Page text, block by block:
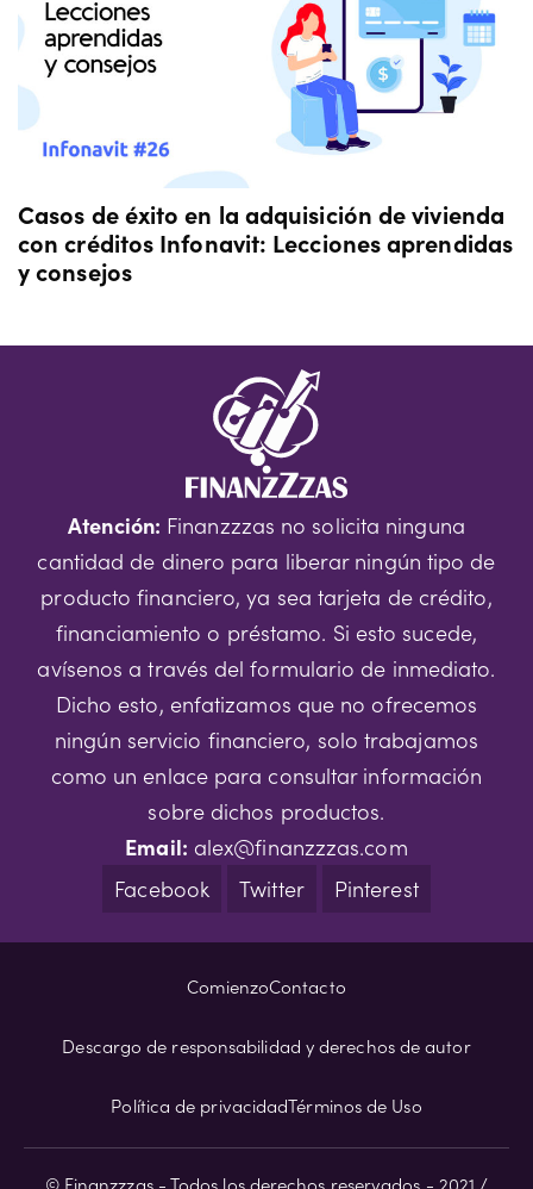
Casos de éxito en la adquisición de vivienda
con créditos Infonavit: Lecciones aprendidas
y consejos
Atención: Finanzzzas no solicita ninguna
cantidad de dinero para liberar ningún tipo de
producto financiero, ya sea tarjeta de crédito,
financiamiento o préstamo. Si esto sucede,
avísenos a través del formulario de inmediato.
Dicho esto, enfatizamos que no ofrecemos
ningún servicio financiero, solo trabajamos
como un enlace para consultar información
sobre dichos productos.
Email: alex@finanzzzas.com
Facebook
Twitter Pinterest
© Finanzzzas - Todos los derechos reservados - 2021 /
ComienzoContacto
Descargo de responsabilidad y derechos de autor
Política de privacidadTérminos de Uso